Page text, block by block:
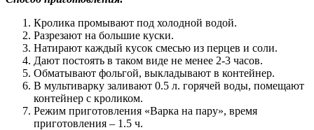
Кролика промывают под холодной водой.
Разрезают на большие куски.
Натирают каждый кусок смесью из перцев и соли.
Дают постоять в таком виде не менее 2-3 часов.
Обматывают фольгой, выкладывают в контейнер.
В мультиварку заливают 0.5 л. горячей воды, помещают
контейнер с кроликом.
Режим приготовления «Варка на пару», время
приготовления – 1.5 ч.